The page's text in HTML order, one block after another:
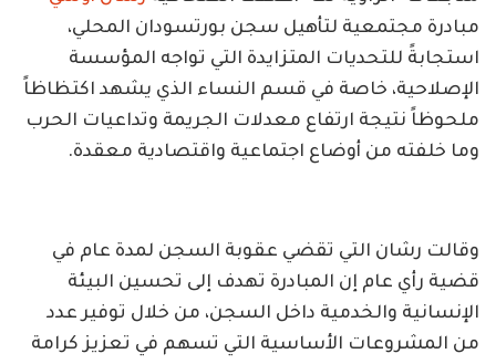
مبادرة مجتمعية لتأهيل سجن بورتسودان المحلي،
استجابةً للتحديات المتزايدة التي تواجه المؤسسة
الإصلاحية، خاصة في قسم النساء الذي يشهد اكتظاظاً
ملحوظاً نتيجة ارتفاع معدلات الجريمة وتداعيات الحرب
وما خلفته من أوضاع اجتماعية واقتصادية معقدة.
وقالت رشان التي تقضي عقوبة السجن لمدة عام في
قضية رأي عام إن المبادرة تهدف إلى تحسين البيئة
الإنسانية والخدمية داخل السجن، من خلال توفير عدد
من المشروعات الأساسية التي تسهم في تعزيز كرامة